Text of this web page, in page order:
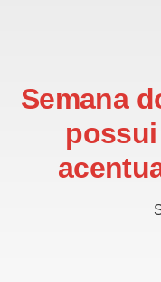
Semana